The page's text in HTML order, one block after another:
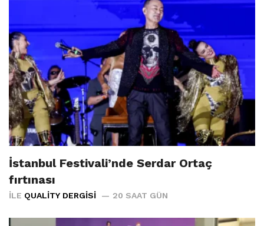
İstanbul Festivali’nde Serdar Ortaç
fırtınası
İLE QUALITY DERGISI 20 SAAT GÜN